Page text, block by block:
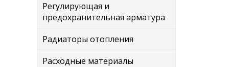
Регулирующая и
предохранительная арматура
Радиаторы отопления
Расходные материалы